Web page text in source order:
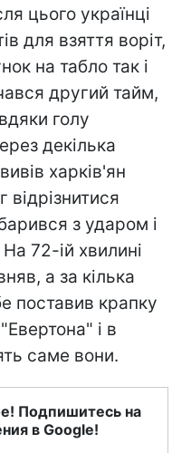
цього українці
для взяття воріт,
на табло так і
другий тайм,
голу
декілька
харків'ян
відрізнитися
з ударом і
72-ій хвилині
а за кілька
поставив крапку
і в
саме вони.
Подпишитесь на
в Google!